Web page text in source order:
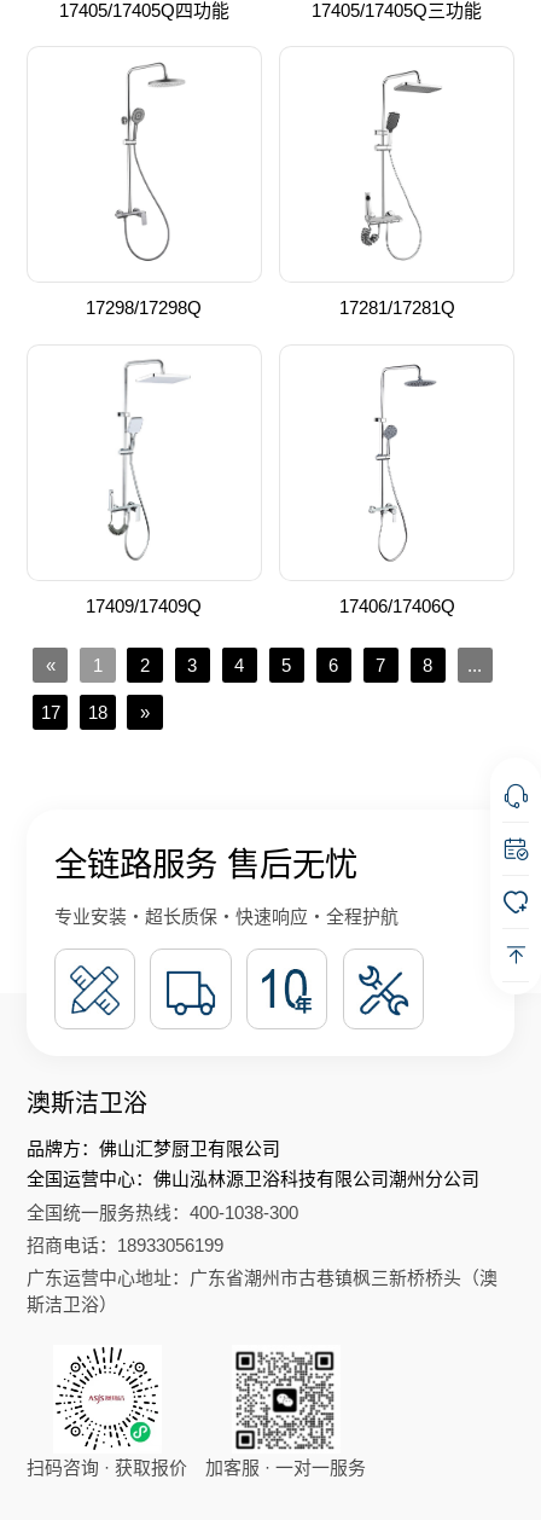
17405/17405Q四功能 17405/17405Q三功能
17298/17298Q 17281/17281Q
17409/17409Q 17406/17406Q
« 1 2 3 4 5 6 7 8 ...
17 18 »
全链路服务 售后无忧
专业安装・超长质保・快速响应・全程护航
澳斯洁卫浴
品牌方：佛山汇梦厨卫有限公司
全国运营中心：佛山泓林源卫浴科技有限公司潮州分公司
全国统一服务热线：400-1038-300
招商电话：18933056199
广东运营中心地址：广东省潮州市古巷镇枫三新桥桥头（澳
斯洁卫浴）
扫码咨询 · 获取报价 加客服 · 一对一服务